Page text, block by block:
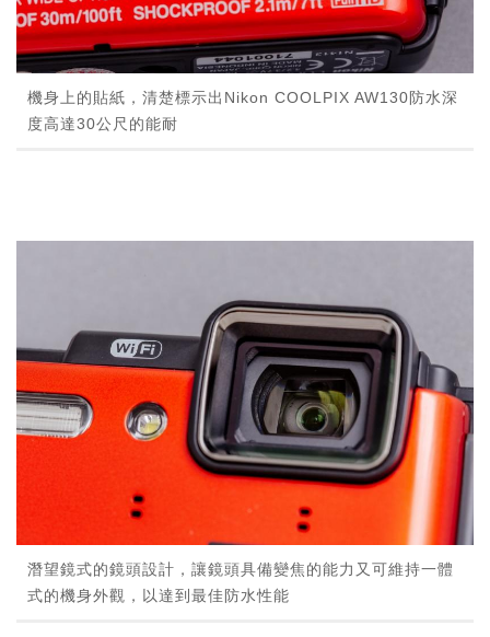
機身上的貼紙，清楚標示出Nikon COOLPIX AW130防水深
度高達30公尺的能耐
潛望鏡式的鏡頭設計，讓鏡頭具備變焦的能力又可維持一體
式的機身外觀，以達到最佳防水性能